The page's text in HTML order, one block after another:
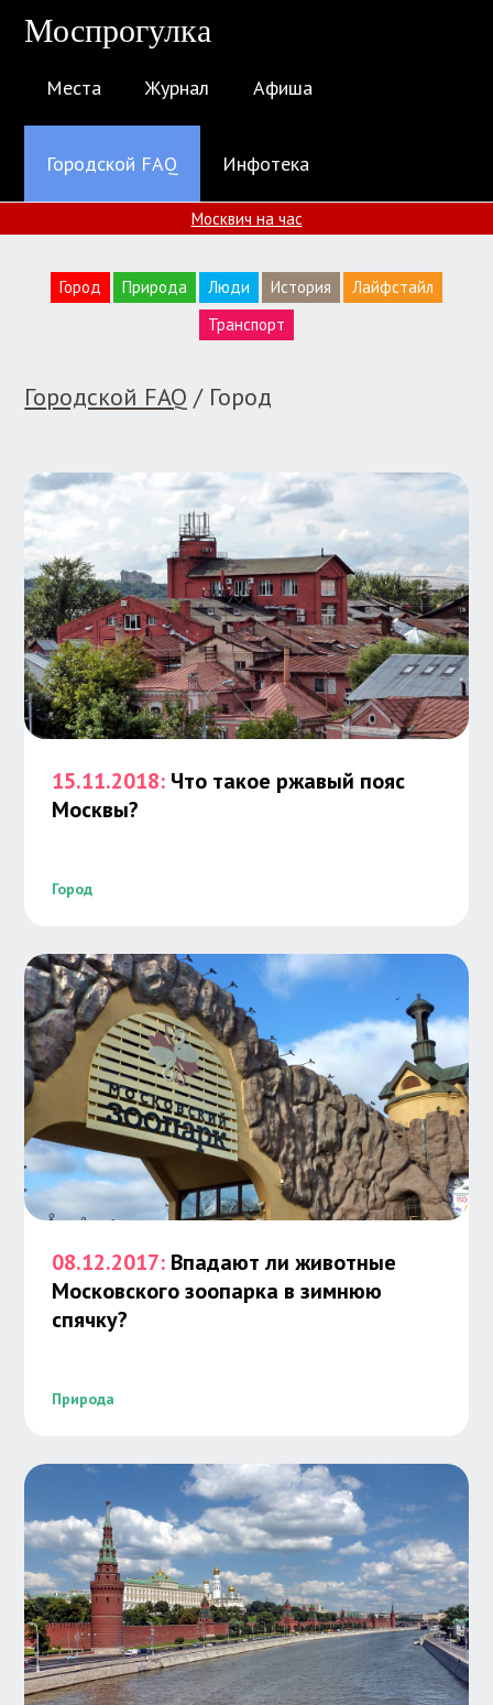
Моспрогулка
Места Журнал Афиша
Городской FAQ Инфотека
Москвич на час
Город Природа Люди История
Лайфстайл
Транспорт
Городской FAQ / Город
15.11.2018: Что такое ржавый пояс
Москвы?
Город
08.12.2017: Впадают ли животные
Московского зоопарка в зимнюю
спячку?
Природа